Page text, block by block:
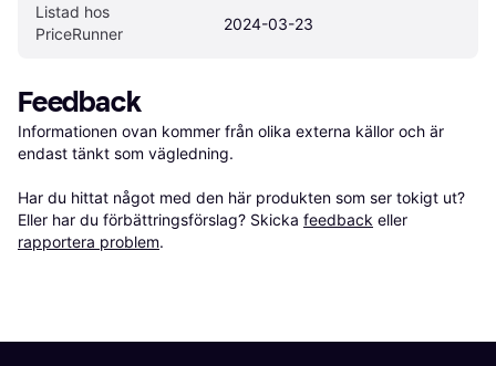
Listad hos
PriceRunner
2024-03-23
Feedback
Informationen ovan kommer från olika externa källor och är
endast tänkt som vägledning.
Har du hittat något med den här produkten som ser tokigt ut?
Eller har du förbättringsförslag? Skicka feedback eller
rapportera problem.